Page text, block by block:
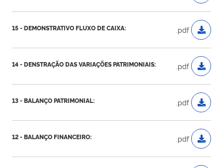
15 - DEMONSTRATIVO FLUXO DE CAIXA: .pdf
14 - DENSTRAÇÃO DAS VARIAÇÕES PATRIMONIAIS: .pdf
13 - BALANÇO PATRIMONIAL: .pdf
12 - BALANÇO FINANCEIRO: .pdf